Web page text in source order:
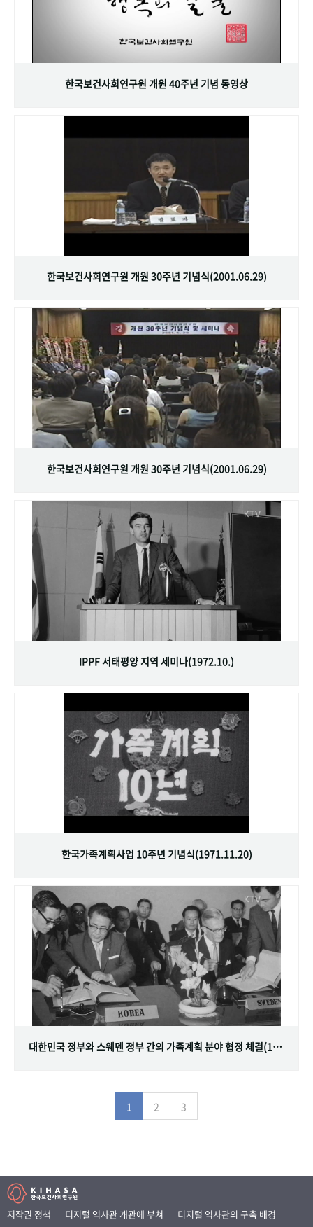
한국보건사회연구원 개원 40주년 기념 동영상
한국보건사회연구원 개원 30주년 기념식(2001.06.29)
한국보건사회연구원 개원 30주년 기념식(2001.06.29)
IPPF 서태평양 지역 세미나(1972.10.)
한국가족계획사업 10주년 기념식(1971.11.20)
대한민국 정부와 스웨덴 정부 간의 가족계획 분야 협정 체결(1968.07.12)
1 2 3
저작권 정책 디지털 역사관 개관에 부쳐
디지털 역사관의 구축 배경